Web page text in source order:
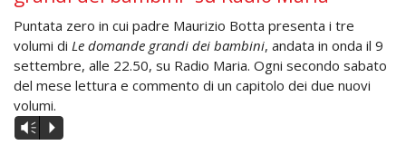
Puntata zero in cui padre Maurizio Botta presenta i tre
volumi di Le domande grandi dei bambini, andata in onda il 9
settembre, alle 22.50, su Radio Maria. Ogni secondo sabato
del mese lettura e commento di un capitolo dei due nuovi
volumi.
Audio
Player
Vm P